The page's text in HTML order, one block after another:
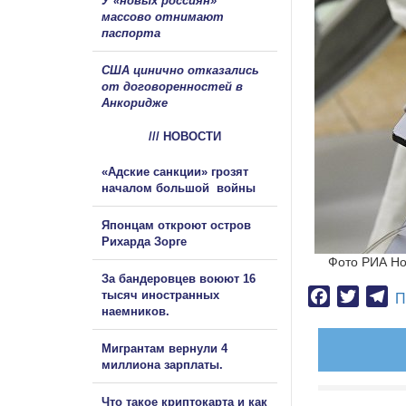
Фото РИА
Facebook
Twitter
массово отнимают
паспорта
США цинично отказались
от договоренностей в
Анкоридже
/// НОВОСТИ
«Адские санкции» грозят
началом большой войны
Японцам откроют остров
Рихарда Зорге
За бандеровцев воюют 16
тысяч иностранных
наемников.
Мигрантам вернули 4
миллиона зарплаты.
Что такое криптокарта и как